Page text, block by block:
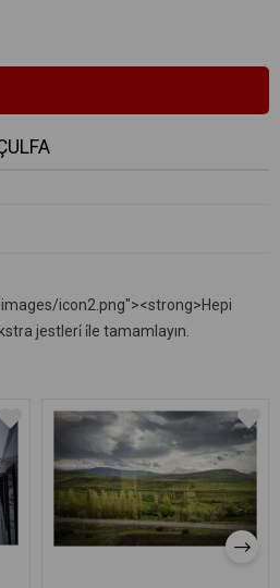
icon2.png"><strong>Hepi
jestleri̇ i̇le tamamlayın.